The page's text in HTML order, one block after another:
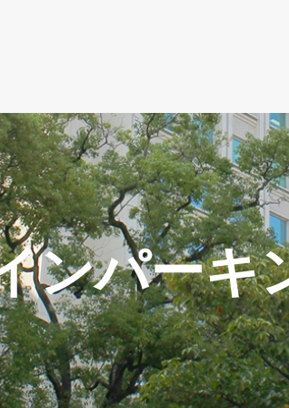
ンパーキ